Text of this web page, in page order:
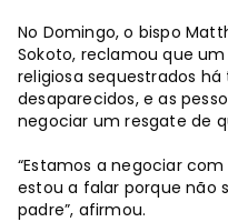
No Domingo, o bispo
Sokoto, reclamou que
religiosa sequestrados
desaparecidos, e as
negociar um resgate de
“Estamos a negociar
estou a falar porque não
padre”, afirmou.